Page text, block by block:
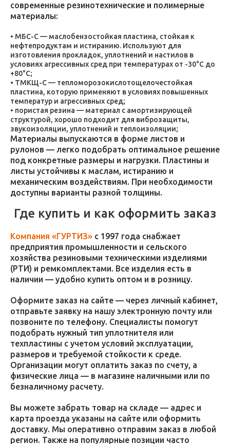
современные резинотехнические и полимерные
материалы:
МБС-С — маслобензостойкая пластина, стойкая к
нефтепродуктам и истиранию. Используют для
изготовления прокладок, уплотнений и настилов в
условиях агрессивных сред при температурах от -30°C до
+80°C;
ТМКЩ-С — тепломорозокислотощелочестойкая
пластина, которую применяют в условиях повышенных
температур и агрессивных сред;
пористая резина — материал с амортизирующей
структурой, хорошо подходит для виброзащиты,
звукоизоляции, уплотнений и теплоизоляции;
Материалы выпускаются в форме листов и
рулонов — легко подобрать оптимальное решение
под конкретные размеры и нагрузки. Пластины и
листы устойчивы к маслам, истиранию и
механическим воздействиям. При необходимости
доступны варианты разной толщины.
Где купить и как оформить заказ
Компания «ГУРТИЗ» с 1997 года снабжает
предприятия промышленности и сельского
хозяйства резиновыми техническими изделиями
(РТИ) и ремкомплектами. Все изделия есть в
наличии — удобно купить оптом и в розницу.
Оформите заказ на сайте — через личный кабинет,
отправьте заявку на нашу электронную почту или
позвоните по телефону. Специалисты помогут
подобрать нужный тип уплотнителя или
техпластины с учетом условий эксплуатации,
размеров и требуемой стойкости к среде.
Организации могут оплатить заказ по счету, а
физические лица — в магазине наличными или по
безналичному расчету.
Вы можете забрать товар на складе — адрес и
карта проезда указаны на сайте или оформить
доставку. Мы оперативно отправим заказ в любой
регион. Также на популярные позиции часто